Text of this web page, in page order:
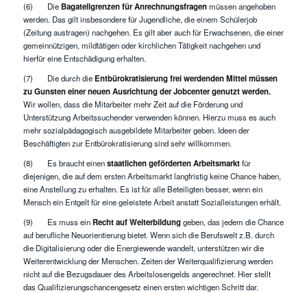
(6) Die Bagatellgrenzen für Anrechnungsfragenmüssen angehoben
werden. Das gilt insbesondere für Jugendliche, die einem Schülerjob
(Zeitung austragen) nachgehen. Es gilt aber auch für Erwachsenen, die einer
gemeinnützigen, mildtätigen oder kirchlichen Tätigkeit nachgehen und
hierfür eine Entschädigung erhalten.
(7) Die durch dieEntbürokratisierung frei werdenden Mittel müssen
zu Gunsten einer neuen Ausrichtung der Jobcenter genutzt werden.
Wir wollen, dass die Mitarbeiter mehr Zeit auf die Förderung und
Unterstützung Arbeitssuchender verwenden können. Hierzu muss es auch
mehr sozialpädagogisch ausgebildete Mitarbeiter geben. Ideen der
Beschäftigten zur Entbürokratisierung sind sehr willkommen.
(8) Es braucht einenstaatlichen geförderten Arbeitsmarktfür
diejenigen, die auf dem ersten Arbeitsmarkt langfristig keine Chance haben,
eine Anstellung zu erhalten. Es ist für alle Beteiligten besser, wenn ein
Mensch ein Entgelt für eine geleistete Arbeit anstatt Sozialleistungen erhält.
(9) Es muss ein Recht auf Weiterbildunggeben, das jedem die Chance
auf berufliche Neuorientierung bietet. Wenn sich die Berufswelt z.B. durch
die Digitalisierung oder die Energiewende wandelt, unterstützen wir die
Weiterentwicklung der Menschen. Zeiten der Weiterqualifizierung werden
nicht auf die Bezugsdauer des Arbeitslosengelds angerechnet. Hier stellt
das Qualifizierungschancengesetz einen ersten wichtigen Schritt dar.